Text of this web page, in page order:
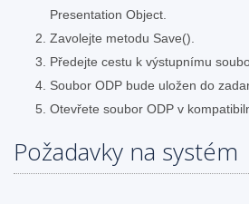
Presentation Object.
Zavolejte metodu Save().
Předejte cestu k výstupnímu
Soubor ODP bude uložen do
Otevřete soubor ODP v
Požadavky na systém